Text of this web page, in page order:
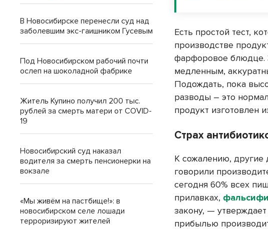
Есть простой тест,
производстве
фарфоровое блюдце.
медленным,
Подождать, пока
разводы – это
продукт изготовлен
Страх
К сожалению, другие
говорили
сегодня 60% всех
прилавках,
закону, —
прибылью
В Новосибирске перенесли суд над
заболевшим экс-гаишником Гусевым
Под Новосибирском рабочий почти
ослеп на шоколадной фабрике
Житель Купино получил 200 тыс.
рублей за смерть матери от COVID-
19
Новосибирский суд наказал
водителя за смерть пенсионерки на
вокзале
«Мы живём на пастбище!»: в
новосибирском селе лошади
терроризируют жителей